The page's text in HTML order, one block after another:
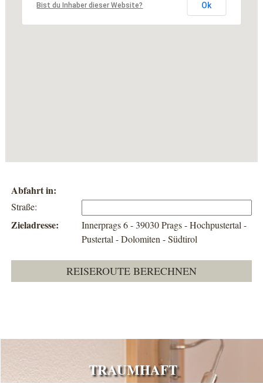
Bist du Inhaber dieser Website? Ok
Abfahrt in:
Straße:
Zieladresse:
Innerprags 6 - 39030 Prags - Hochpustertal -
Pustertal - Dolomiten - Südtirol
REISEROUTE BERECHNEN
TRAUMHAFT